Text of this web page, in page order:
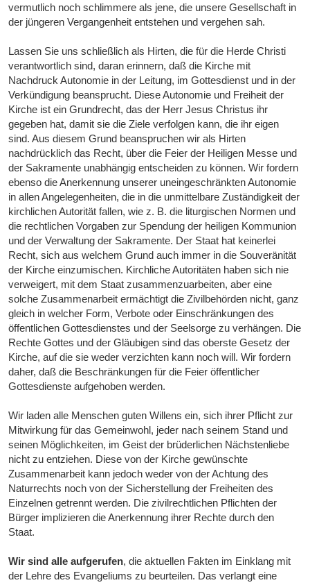
vermutlich noch schlimmere als jene, die unsere Gesellschaft in
der jüngeren Vergangenheit entstehen und vergehen sah.
Lassen Sie uns schließlich als Hirten, die für die Herde Christi
verantwortlich sind, daran erinnern, daß die Kirche mit
Nachdruck Autonomie in der Leitung, im Gottesdienst und in der
Verkündigung beansprucht. Diese Autonomie und Freiheit der
Kirche ist ein Grundrecht, das der Herr Jesus Christus ihr
gegeben hat, damit sie die Ziele verfolgen kann, die ihr eigen
sind. Aus diesem Grund beanspruchen wir als Hirten
nachdrücklich das Recht, über die Feier der Heiligen Messe und
der Sakramente unabhängig entscheiden zu können. Wir fordern
ebenso die Anerkennung unserer uneingeschränkten Autonomie
in allen Angelegenheiten, die in die unmittelbare Zuständigkeit der
kirchlichen Autorität fallen, wie z. B. die liturgischen Normen und
die rechtlichen Vorgaben zur Spendung der heiligen Kommunion
und der Verwaltung der Sakramente. Der Staat hat keinerlei
Recht, sich aus welchem Grund auch immer in die Souveränität
der Kirche einzumischen. Kirchliche Autoritäten haben sich nie
verweigert, mit dem Staat zusammenzuarbeiten, aber eine
solche Zusammenarbeit ermächtigt die Zivilbehörden nicht, ganz
gleich in welcher Form, Verbote oder Einschränkungen des
öffentlichen Gottesdienstes und der Seelsorge zu verhängen. Die
Rechte Gottes und der Gläubigen sind das oberste Gesetz der
Kirche, auf die sie weder verzichten kann noch will. Wir fordern
daher, daß die Beschränkungen für die Feier öffentlicher
Gottesdienste aufgehoben werden.
Wir laden alle Menschen guten Willens ein, sich ihrer Pflicht zur
Mitwirkung für das Gemeinwohl, jeder nach seinem Stand und
seinen Möglichkeiten, im Geist der brüderlichen Nächstenliebe
nicht zu entziehen. Diese von der Kirche gewünschte
Zusammenarbeit kann jedoch weder von der Achtung des
Naturrechts noch von der Sicherstellung der Freiheiten des
Einzelnen getrennt werden. Die zivilrechtlichen Pflichten der
Bürger implizieren die Anerkennung ihrer Rechte durch den
Staat.
Wir sind alle aufgerufen, die aktuellen Fakten im Einklang mit
der Lehre des Evangeliums zu beurteilen. Das verlangt eine